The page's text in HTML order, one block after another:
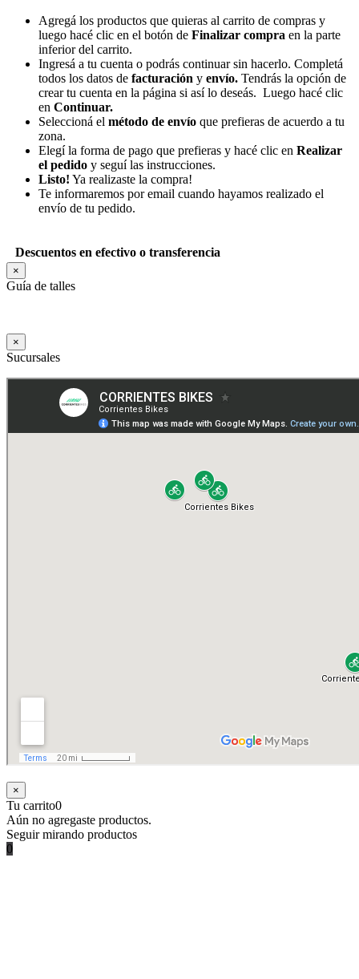
Agregá los productos que quieras al carrito de compras y
luego hacé clic en el botón de Finalizar compra en la parte
inferior del carrito.
Ingresá a tu cuenta o podrás continuar sin hacerlo. Completá
todos los datos de facturación y envío. Tendrás la opción de
crear tu cuenta en la página si así lo deseás. Luego hacé clic
en Continuar.
Seleccioná el método de envío que prefieras de acuerdo a tu
zona.
Elegí la forma de pago que prefieras y hacé clic en Realizar
el pedido y seguí las instrucciones.
Listo! Ya realizaste la compra!
Te informaremos por email cuando hayamos realizado el
envío de tu pedido.
Descuentos en efectivo o transferencia
×
Guía de talles
×
Sucursales
×
Tu carrito0
Aún no agregaste productos.
Seguir mirando productos
0